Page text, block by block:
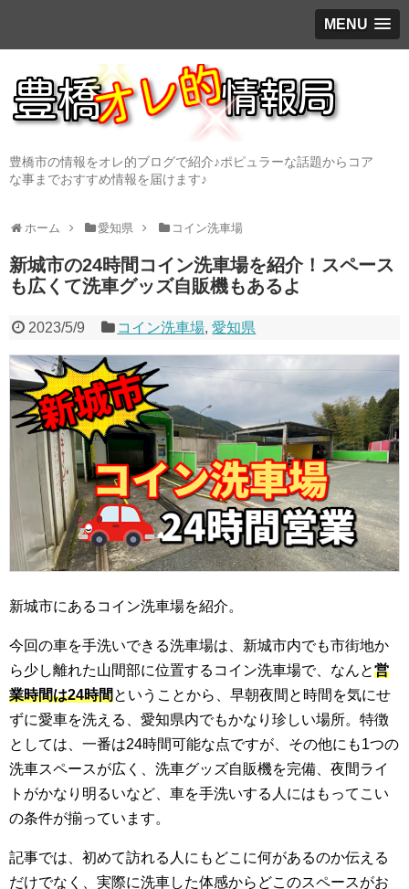
MENU
豊橋市の情報をオレ的ブログで紹介♪ポピュラーな話題からコア
な事までおすすめ情報を届けます♪
ホーム 愛知県 コイン洗車場
新城市の24時間コイン洗車場を紹介！スペース
も広くて洗車グッズ自販機もあるよ
2023/5/9 コイン洗車場,愛知県
新城市にあるコイン洗車場を紹介。
今回の車を手洗いできる洗車場は、新城市内でも市街地か
ら少し離れた山間部に位置するコイン洗車場で、なんと営
業時間は24時間ということから、早朝夜間と時間を気にせ
ずに愛車を洗える、愛知県内でもかなり珍しい場所。特徴
としては、一番は24時間可能な点ですが、その他にも1つの
洗車スペースが広く、洗車グッズ自販機を完備、夜間ライ
トがかなり明るいなど、車を手洗いする人にはもってこい
の条件が揃っています。
記事では、初めて訪れる人にもどこに何があるのか伝える
だけでなく、実際に洗車した体感からどこのスペースがお